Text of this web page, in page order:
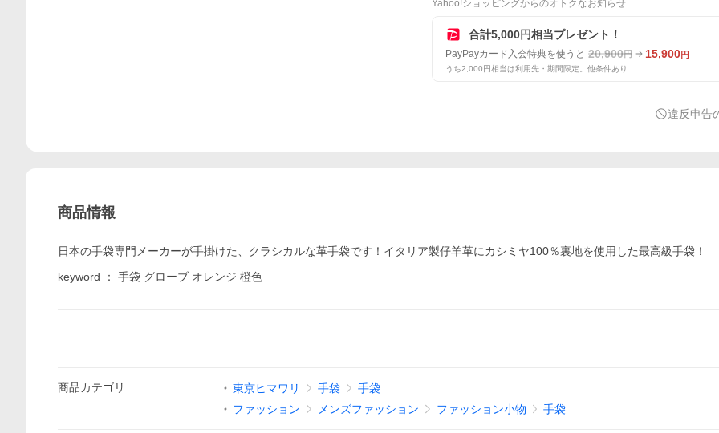
Yahoo!ショッピングからのオトクなお知らせ
合計5,000円相当プレゼント！
PayPayカード入会特典を使うと 20,900円 15,900円
うち2,000円相当は利用先・期間限定。他条件あり
違反申告
商品情報
日本の手袋専門メーカーが手掛けた、クラシカルな革手袋です！イタリア製仔羊革にカシミヤ100％裏地を使用した最高級手袋！
keyword ： 手袋 グローブ オレンジ 橙色
商品カテゴリ 東京ヒマワリ 手袋
手袋
ファッション
メンズファッション ファッション小物 手袋